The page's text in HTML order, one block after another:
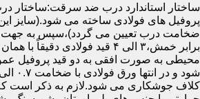
ساختار استاندارد درب ضد سرقت:ساختار
پروفیل های فولادی ساخته می شود.(سایز
ضخامت درب تعیین می گردد)،سپس به جهت
برابر خمش،۳ الی ۴ قید فولادی
محیطی به صورت افقی به دو قید پروفیل
کلاف جوشکاری می شود.لازم به ذکر است